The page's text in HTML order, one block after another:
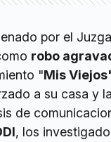
por el
robo
"Mis
a su casa y
de
, los